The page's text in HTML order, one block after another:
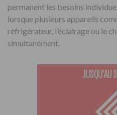
permanent les besoins
lorsque plusieurs appareils
réfrigérateur, l’éclairage ou le
simultanément.